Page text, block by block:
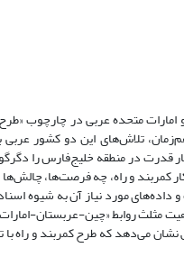
متحده عربی در چارچوب
تلاش‌های این دو کشور
قدرت در منطقه خلیج‌فارس را
و راه، چه فرصت‌ها، چالش‌ها
مورد نیاز آن به شیوه
روابط «چین-عربستان-
می‌دهد که طرح کمربند و راه با